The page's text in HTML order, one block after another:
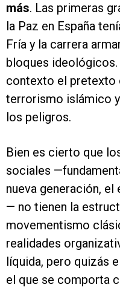
más. Las primeras
la Paz en España
Fría y la carrera
bloques ideológicos.
contexto el pretexto
terrorismo islámico
los peligros.
Bien es cierto que
sociales
nueva generación,
— no tienen la
movementismo
realidades
líquida, pero quizás
el que se comporta